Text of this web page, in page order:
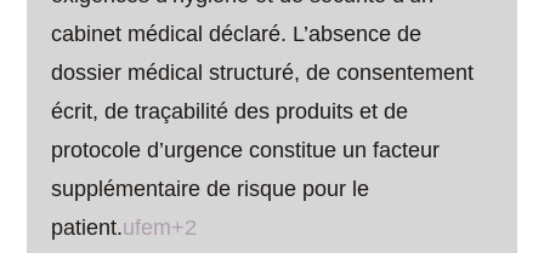
cabinet médical déclaré. L’absence de
dossier médical structuré, de consentement
écrit, de traçabilité des produits et de
protocole d’urgence constitue un facteur
supplémentaire de risque pour le
patient.ufem+2